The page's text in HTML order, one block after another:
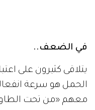
في الضعف..
يتلاقى كثيرون على
الحمل هو سرعة
معهم «من تحت